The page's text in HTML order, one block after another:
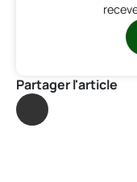
Partager l'article